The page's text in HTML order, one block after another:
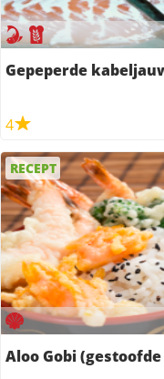
Gepeperde
4
RECEPT
Aloo Gobi